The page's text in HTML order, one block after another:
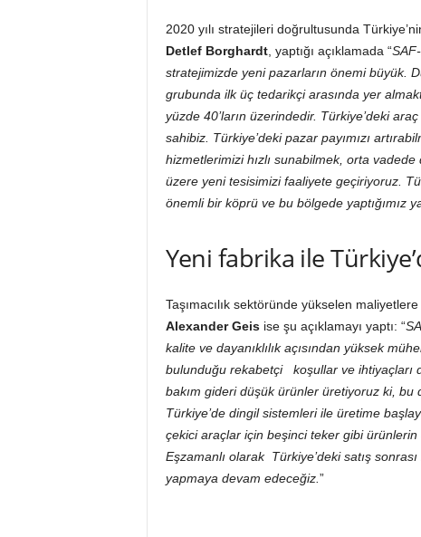
2020 yılı stratejileri doğrultusunda
Detlef Borghardt, yaptığı açıklamada “
stratejimizde yeni pazarların önemi büyük.
grubunda ilk üç tedarikçi arasında yer
yüzde 40’ların üzerindedir. Türkiye’deki
sahibiz. Türkiye’deki pazar payımızı
hizmetlerimizi hızlı sunabilmek, orta
üzere yeni tesisimizi faaliyete geçiriyoruz.
önemli bir köprü ve bu bölgede yaptığımız
Yeni fabrika ile
Taşımacılık sektöründe yükselen
Alexander Geisise şu açıklamayı yaptı: “
kalite ve dayanıklılık açısından yüksek
bulunduğu rekabetçi koşullar ve ihtiyaçları
bakım gideri düşük ürünler üretiyoruz ki, bu
Türkiye’de dingil sistemleri ile üretime
çekici araçlar için beşinci teker gibi ürünlerin
Eşzamanlı olarak Türkiye’deki satış
yapmaya devam edeceğiz. ”